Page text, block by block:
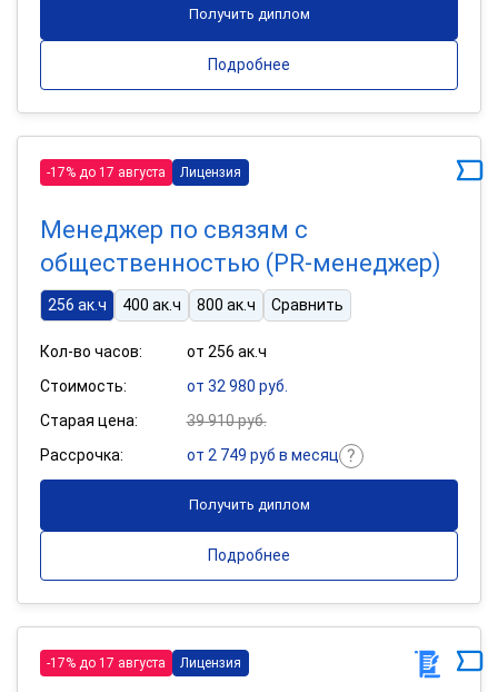
Получить диплом
Подробнее
-17% до 17 августа Лицензия
Менеджер по связям с
общественностью (PR-менеджер)
256 ак.ч 400 ак.ч 800 ак.ч Сравнить
Кол-во часов:
от 256 ак.ч
Стоимость:
от 32 980 руб.
Старая цена:
39 910 руб.
Рассрочка:
от 2 749 руб в месяц
Получить диплом
Подробнее
-17% до 17 августа Лицензия